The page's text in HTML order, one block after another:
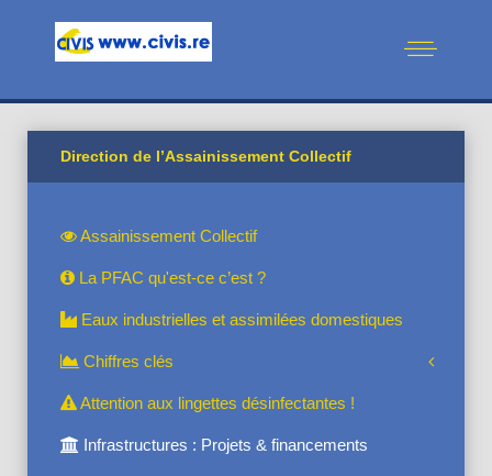
Direction de l’Assainissement Collectif
Assainissement Collectif
La PFAC qu'est-ce c’est ?
Eaux industrielles et assimilées domestiques
Chiffres clés
Attention aux lingettes désinfectantes !
Infrastructures : Projets & financements